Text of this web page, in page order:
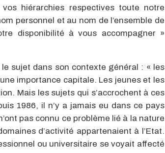
hiérarchies respectives toute notre
personnel et au nom de l’ensemble de
disponibilité à vous accompagner »
le sujet dans son contexte général : « les
importance capitale. Les jeunes et les
Mais les sujets qui s’accrochent à ces
1986, il n’y a jamais eu dans ce pays
pas connu ce problème lié à la nature
d’activité appartenaient à l’Etat.
ou universitaire se voyait affecté